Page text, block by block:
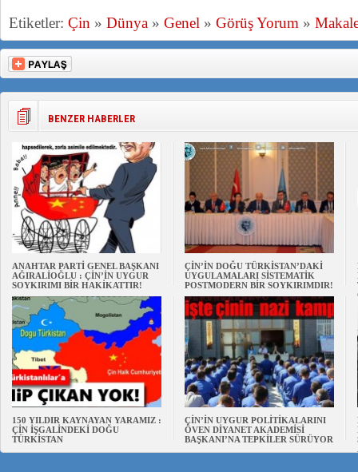
Etiketler: Çin » Dünya » Genel » Görüş Yorum »
BENZER HABERLER
ANAHTAR PARTİ GENEL BAŞKANI
AĞIRALİOĞLU : ÇİN’İN UYGUR
SOYKIRIMI BİR HAKİKATTIR!
ÇİN’İN DOĞU TÜRKİSTAN’DAKİ
UYGULAMALARI SİSTEMATİK
POSTMODERN BİR SOYKIRIMDIR!
150 YILDIR KAYNAYAN YARAMIZ :
ÇİN İŞGALİNDEKİ DOĞU
TÜRKİSTAN
ÇİN’İN UYGUR POLİTİKALARINI
ÖVEN DİYANET AKADEMİSİ
BAŞKANI’NA TEPKİLER SÜRÜYOR